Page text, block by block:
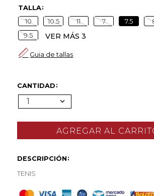
TALLA
10 10.5 11 7 7.5
9.5
VER MÁS 3
Guia de tallas
CANTIDAD
1
DESCRIPCIÓN
TENIS